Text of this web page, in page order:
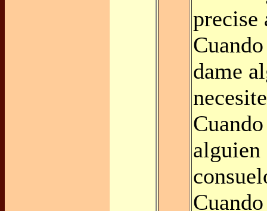
precise
dame
alguien